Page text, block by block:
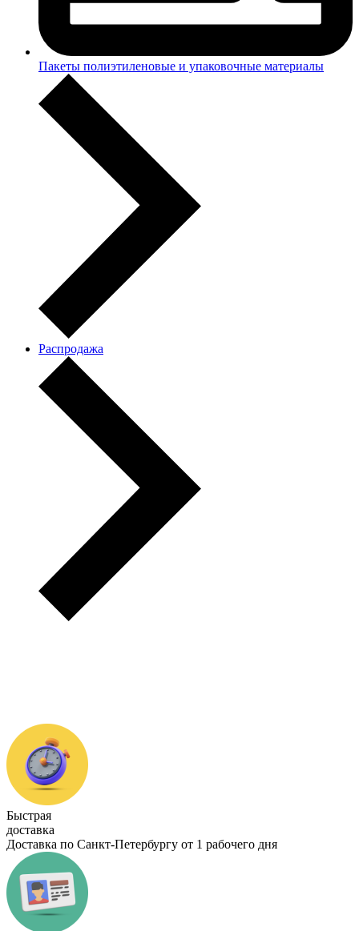
Пакеты полиэтиленовые и упаковочные материалы
Распродажа
Быстрая
доставка
Доставка по Санкт-Петербургу от 1 рабочего дня